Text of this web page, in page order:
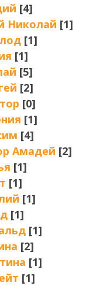
[4]
Николай [1]
[1]
[1]
[5]
[2]
[0]
[1]
[4]
Амадей [2]
[1]
[1]
[1]
[1]
[1]
[2]
[1]
[1]